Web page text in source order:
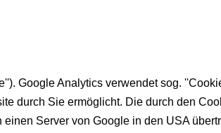
Google Analytics verwendet sog.
durch Sie ermöglicht. Die durch den
Server von Google in den USA